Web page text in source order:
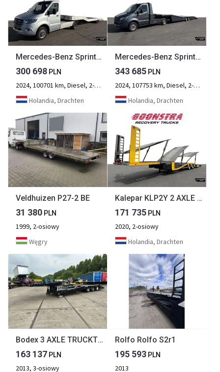
Mercedes-Benz Sprinter 519 Minisattel Veldhuizen P47-2 Trailer Max load 3265 kg BE-combinatie oplegger Winch autotransporter
300 698 PLN
2024, 100701 km, Diesel, 2-osiowy
Holandia, Drachten
Mercedes-Benz Sprinter 519 CDI Tijhof BE Combi Minisattel Max Load 3485kg Nieuwstaat Autotransporter
343 685 PLN
2024, 107753 km, Diesel, 2-osiowy
Holandia, Drachten
Veldhuizen P27-2 BE
31 380 PLN
1999, 2-osiowy
Węgry
Kalepar KLP2Y 2 AXLE 6 Car Autotransporter Winch Trailer
171 735 PLN
2020, 2-osiowy
Holandia, Drachten
Bodex 3 AXLE TRUCKTRANSPORTER
163 137 PLN
2013, 3-osiowy
Rolfo Rolfo S2r1
195 593 PLN
2013